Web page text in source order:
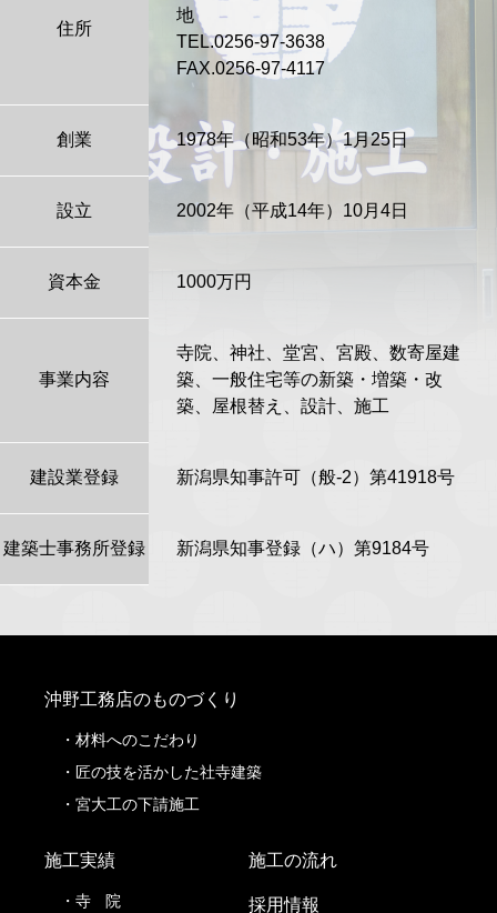
住所
地
TEL.0256-97-3638
FAX.0256-97-4117
創業 1978年（昭和53年）1月25日
設立 2002年（平成14年）10月4日
資本金 1000万円
事業内容
寺院、神社、堂宮、宮殿、数寄屋建
築、一般住宅等の新築・増築・改
築、屋根替え、設計、施工
建設業登録 新潟県知事許可（般-2）第41918号
建築士事務所登録 新潟県知事登録（ハ）第9184号
沖野工務店のものづくり
材料へのこだわり
匠の技を活かした社寺建築
宮大工の下請施工
施工実績
寺 院
施工の流れ
採用情報